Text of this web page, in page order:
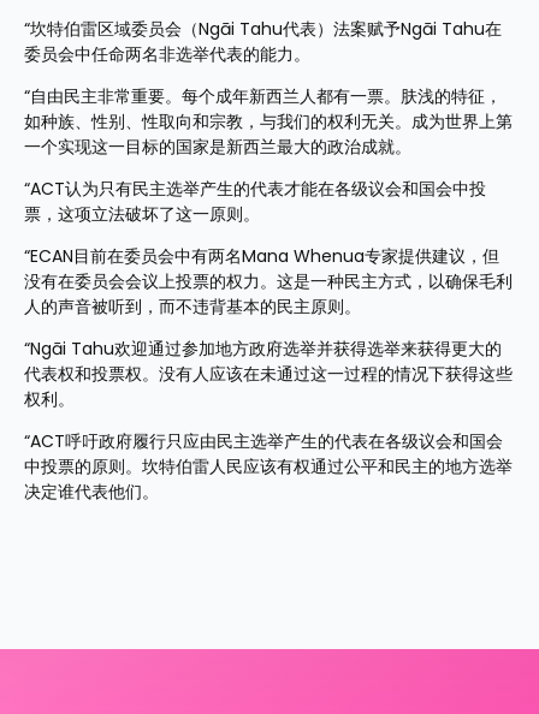
“坎特伯雷区域委员会（Ngāi Tahu代表）法案赋予Ngāi Tahu在
委员会中任命两名非选举代表的能力。
“自由民主非常重要。每个成年新西兰人都有一票。肤浅的特征，
如种族、性别、性取向和宗教，与我们的权利无关。成为世界上第
一个实现这一目标的国家是新西兰最大的政治成就。
“ACT认为只有民主选举产生的代表才能在各级议会和国会中投
票，这项立法破坏了这一原则。
“ECAN目前在委员会中有两名Mana Whenua专家提供建议，但
没有在委员会会议上投票的权力。这是一种民主方式，以确保毛利
人的声音被听到，而不违背基本的民主原则。
“Ngāi Tahu欢迎通过参加地方政府选举并获得选举来获得更大的
代表权和投票权。没有人应该在未通过这一过程的情况下获得这些
权利。
“ACT呼吁政府履行只应由民主选举产生的代表在各级议会和国会
中投票的原则。坎特伯雷人民应该有权通过公平和民主的地方选举
决定谁代表他们。